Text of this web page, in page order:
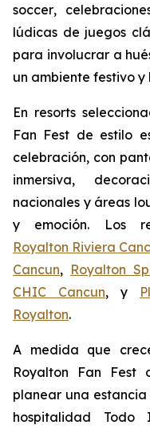
soccer,
lúdicas de juegos
para involucrar a
un ambiente festivo
En resorts
Fan Fest de estilo
celebración, con
inmersiva,
nacionales y áreas
y emoción. Los
Royalton Riviera
Cancun, Royalton
CHIC Cancun, y
Royalton.
A medida que
Royalton Fan Fest
planear una
hospitalidad